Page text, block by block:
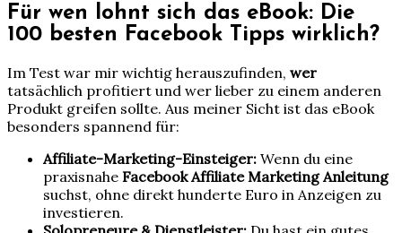
Für wen lohnt sich das eBook: Die
100 besten Facebook Tipps wirklich?
Im Test war mir wichtig herauszufinden, wer
tatsächlich profitiert und wer lieber zu einem anderen
Produkt greifen sollte. Aus meiner Sicht ist das eBook
besonders spannend für:
Affiliate-Marketing-Einsteiger: Wenn du eine
praxisnahe Facebook Affiliate Marketing Anleitung
suchst, ohne direkt hunderte Euro in Anzeigen zu
investieren.